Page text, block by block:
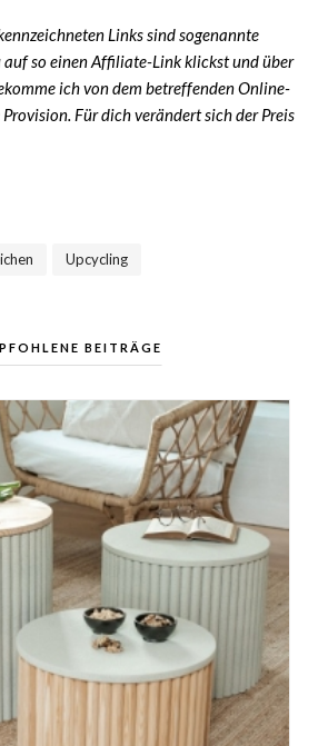
Links sind sogenannte
so einen Affiliate-Link klickst und über
ich von dem betreffenden Online-
Für dich verändert sich der Preis
Upcycling
BEITRÄGE